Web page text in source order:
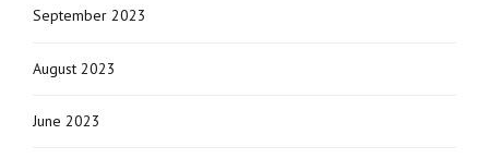
September 2023
August 2023
June 2023